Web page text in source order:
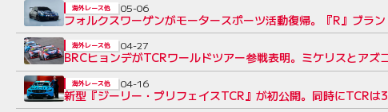
フォルクスワーゲンがモータースポーツ活動復帰。『R』ブ
海外レース他 05-06
BRCヒョンデがTCRワールドツアー参戦表明。ミケリスとアズ
海外レース他 04-27
新型『ジーリー・プリフェイスTCR』が初公開。同時にTCR
海外レース他 04-16